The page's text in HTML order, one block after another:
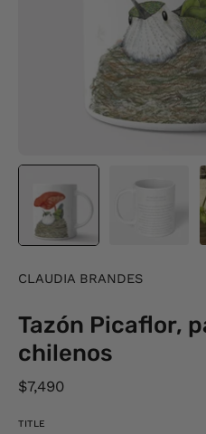
CLAUDIA BRANDES
Tazón Picaflor,
chilenos
$7,490
TITLE